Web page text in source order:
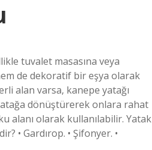
tuvalet masasına veya
de dekoratif bir eşya olarak
alan varsa, kanepe yatağı
dönüştürerek onlara rahat
alanı olarak kullanılabilir. Yatak
• Gardırop. • Şifonyer. •